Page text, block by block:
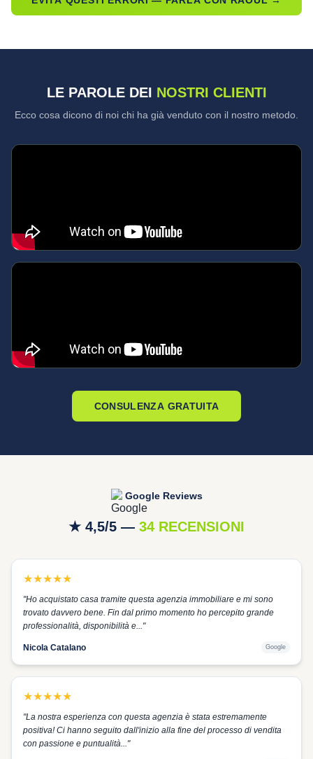
LE PAROLE DEI NOSTRI CLIENTI
Ecco cosa dicono di noi chi ha già venduto con il nostro metodo.
CONSULENZA GRATUITA
Google Reviews
★ 4,5/5 — 34 RECENSIONI
★★★★★
"Ho acquistato casa tramite questa agenzia immobiliare e mi sono
trovato davvero bene. Fin dal primo momento ho percepito grande
professionalità, disponibilità e..."
Nicola Catalano Google
★★★★★
"La nostra esperienza con questa agenzia è stata estremamente
positiva! Ci hanno seguito dall'inizio alla fine del processo di vendita
con passione e puntualità..."